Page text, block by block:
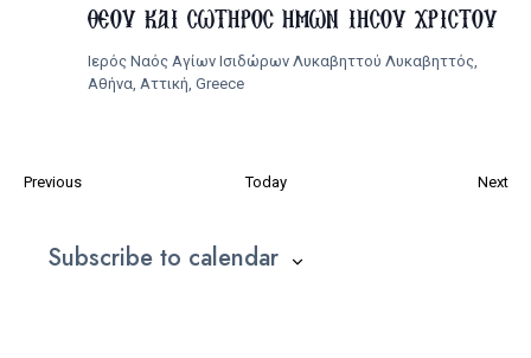
ΘΕΟΥ ΚΑΙ ΣΩΤΗΡΟΣ ΗΜΩΝ ΙΗΣΟΥ ΧΡΙΣΤΟΥ
Ιερός Ναός Αγίων Ισιδώρων Λυκαβηττού Λυκαβηττός,
Αθήνα, Αττική, Greece
PreviousΕκδηλώσεις Today Next
Subscribe to calendar